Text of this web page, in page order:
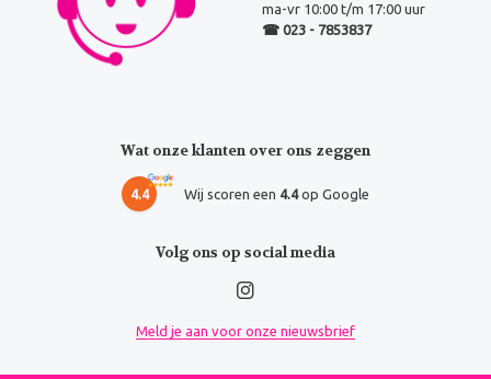
ma-vr 10:00 t/m 17:00 uur
☎ 023 - 7853837
Wat onze klanten over ons zeggen
4.4 Wij scoren een 4.4op Google
Volg ons op social media
Meld je aan voor onze nieuwsbrief